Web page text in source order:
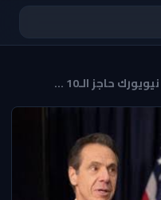
حاجز الـ10 ...